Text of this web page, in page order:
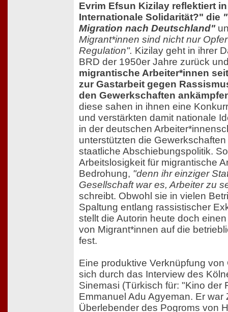
Evrim Efsun Kizilay reflektiert
Internationale Solidarität?" die
Migration nach Deutschland"
Migrant*innen sind nicht nur
Regulation". Kizilay geht in ihrer
BRD der 1950er Jahre zurück
migrantische Arbeiter*innen
zur Gastarbeit gegen
den Gewerkschaften
diese sahen in ihnen eine
und verstärkten damit nationale
in der deutschen
unterstützten die
staatliche Abschiebungspolitik.
Arbeitslosigkeit für migrantische
Bedrohung, "denn ihr einziger
Gesellschaft war es, Arbeiter zu
schreibt. Obwohl sie in vielen
Spaltung entlang rassistischer
stellt die Autorin heute doch
von Migrant*innen auf die
fest.
Eine produktive Verknüpfung von
sich durch das Interview des
Sinemasi (Türkisch für: "Kino der
Emmanuel Adu Agyeman. Er war
Überlebender des Pogroms von